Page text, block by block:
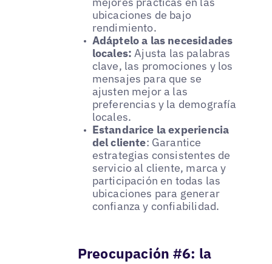
ubicaciones de bajo
rendimiento.
Adáptelo a las necesidades
locales: Ajusta las palabras
clave, las promociones y los
mensajes para que se
ajusten mejor a las
preferencias y la demografía
locales.
Estandarice la experiencia
del cliente: Garantice
estrategias consistentes de
servicio al cliente, marca y
participación en todas las
ubicaciones para generar
confianza y confiabilidad.
Preocupación #6: la